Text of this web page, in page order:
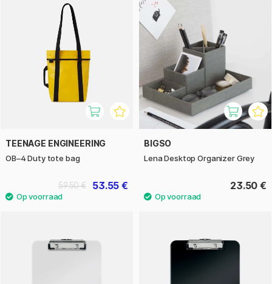
TEENAGE ENGINEERING
OB–4 Duty tote bag
53.55 €
59.50 €
BIGSO
Lena Desktop Organizer Grey
23.50 €